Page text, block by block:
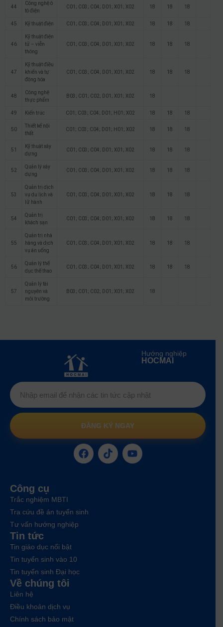
44
Công nghệ ô
tô điện
C01; C03; C04; D01; X01; X02 18 18 18
45 Kỹ thuật điện C01; C03; C04; D01; X01; X02 18 18 18
46
Kỹ thuật điện
tử – viễn
thông
C01; C03; C04; D01; X01; X02 18 18 18
47
Kỹ thuật điều
khiển và tự
động hóa
C01; C03; C04; D01; X01; X02 18 18 18
48
Công nghệ
thực phẩm
B03; C01; C02; D01; X01; X02 18
49 Kiến trúc C01; C03; C04; D01; H01; X02 18 18 18
50
Thiết kế nội
thất
C01; C03; C04; D01; H01; X02 18 18 18
51
Kỹ thuật xây
dựng
C01; C03; C04; D01; X01; X02 18 18 18
52
Quản lý xây
dựng
C01; C03; C04; D01; X01; X02 18 18 18
53
Quản trị dịch
vụ du lịch và
lữ hành
C01; C03; C04; D01; X01; X02 18 18 18
54
Quản trị
khách sạn
C01; C03; C04; D01; X01; X02 18 18 18
55
Quản trị nhà
hàng và dịch
vụ ăn uống
C01; C03; C04; D01; X01; X02 18 18 18
56
Quản lý thể
dục thể thao
C01; C03; C04; D01; X01; X02 18 18 18
57
Quản lý tài
nguyên và
môi trường
B03; C01; C02; D01; X01; X02 18
Hướng nghiệp
HOCMAI
ĐĂNG KÝ NGAY
Công cụ
Trắc nghiệm MBTI
Tra cứu đề án tuyển sinh
Tư vấn hướng nghiệp
Tin tức
Tin giáo dục nổi bật
Tin tuyển sinh vào 10
Tin tuyển sinh Đại học
Về chúng tôi
Liên hệ
Điều khoản dịch vụ
Chính sách bảo mật